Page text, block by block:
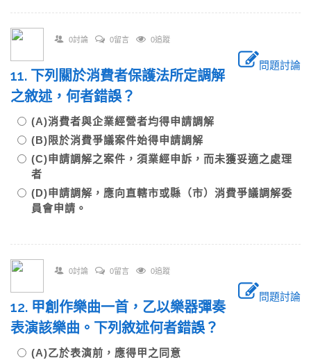
0討論 0留言 0追蹤
問題討論
11. 下列關於消費者保護法所定調解
之敘述，何者錯誤？
(A)消費者與企業經營者均得申請調解
(B)限於消費爭議案件始得申請調解
(C)申請調解之案件，須業經申訴，而未獲妥適之處理
者
(D)申請調解，應向直轄市或縣（市）消費爭議調解委
員會申請。
0討論 0留言 0追蹤
問題討論
12. 甲創作樂曲一首，乙以樂器彈奏
表演該樂曲。下列敘述何者錯誤？
(A)乙於表演前，應得甲之同意